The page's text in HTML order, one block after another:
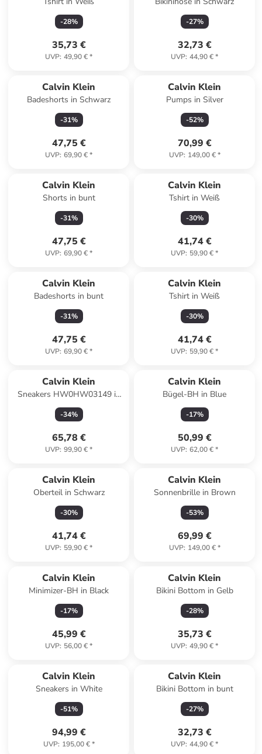
-28%
35,73 €
UVP: 49,90 €*
-27%
32,73 €
UVP: 44,90 €*
Calvin Klein
Badeshorts in Schwarz
-31%
47,75 €
UVP: 69,90 €*
Calvin Klein
Pumps in Silver
-52%
70,99 €
UVP: 149,00 €*
Calvin Klein
Shorts in bunt
-31%
47,75 €
UVP: 69,90 €*
Calvin Klein
Tshirt in Weiß
-30%
41,74 €
UVP: 59,90 €*
Calvin Klein
Badeshorts in bunt
-31%
47,75 €
UVP: 69,90 €*
Calvin Klein
Tshirt in Weiß
-30%
41,74 €
UVP: 59,90 €*
Calvin Klein
Sneakers HW0HW03149 in
Schwarz/Perlgrau
-34%
65,78 €
UVP: 99,90 €*
Calvin Klein
Bügel-BH in Blue
-17%
50,99 €
UVP: 62,00 €*
Calvin Klein
Oberteil in Schwarz
-30%
41,74 €
UVP: 59,90 €*
Calvin Klein
Sonnenbrille in Brown
-53%
69,99 €
UVP: 149,00 €*
Calvin Klein
Minimizer-BH in Black
-17%
45,99 €
UVP: 56,00 €*
Calvin Klein
Bikini Bottom in Gelb
-28%
35,73 €
UVP: 49,90 €*
Calvin Klein
Sneakers in White
-51%
94,99 €
UVP: 195,00 €*
Calvin Klein
Bikini Bottom in bunt
-27%
32,73 €
UVP: 44,90 €*